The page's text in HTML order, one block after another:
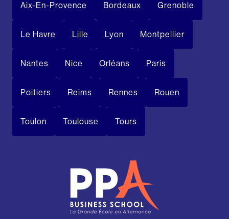
Aix-En-Provence Bordeaux Grenoble
Le Havre Lille Lyon Montpellier
Nantes Nice Orléans Paris
Poitiers Reims Rennes Rouen
Toulon Toulouse Tours